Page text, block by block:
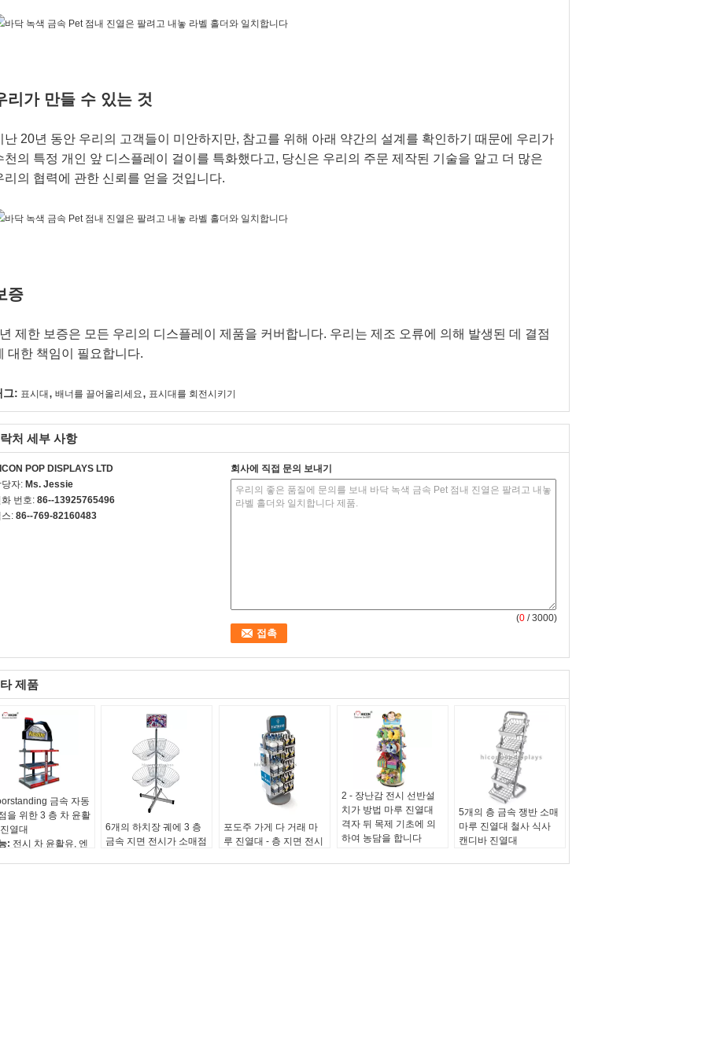
리가 만들 수 있는 것
난 20년 동안 우리의 고객들이 미안하지만, 참고를 위해 아래 약간의 설계를 확인하기 때문에 우리가
천의 특정 개인 앞 디스플레이 걸이를 특화했다고, 당신은 우리의 주문 제작된 기술을 알고 더 많은
리의 협력에 관한 신뢰를 얻을 것입니다.
증
제한 보증은 모든 우리의 디스플레이 제품을 커버합니다. 우리는 제조 오류에 의해 발생된 데 결점
대한 책임이 필요합니다.
그: 표시대 , 배너를 끌어올리세요, 표시대를 회전시키기
처 세부 사항
POP DISPLAYS LTD
자: Ms. Jessie
번호: 86--13925765496
: 86--769-82160483
회사에 직접 문의 보내기
(0 / 3000)
제품
금속 자동
을 위한 3 층 차 윤활
열대
: 전시 차 윤활유, 엔
6개의 하치장 궤에 3 층
금속 지면 전시가 소매점
포도주 가게 다 거래 마
루 진열대 - 층 지면 전시
2 - 장난감 전시 선반설
치가 방법 마루 진열대
격자 뒤 목제 기초에 의
하여 농담을 합니다
기능:전시 장난감, 상점
5개의 층 금속 쟁반 소매
마루 진열대 철사 식사
캔디바 진열대